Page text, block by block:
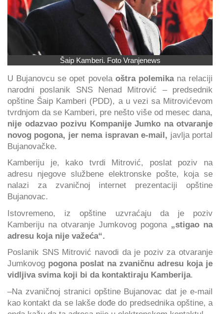
Šaip Kamberi. Foto Vranjenews
U Bujanovcu se opet povela oštra polemika na relaciji
narodni poslanik SNS Nenad Mitrović – predsednik
opštine Šaip Kamberi (PDD), a u vezi sa Mitrovićevom
tvrdnjom da se Kamberi, pre nešto više od mesec dana,
nije odazvao pozivu Kompanije Jumko na otvaranje
novog pogona, jer nema ispravan e-mail, javlja portal
Bujanovačke.
Kamberiju je, kako tvrdi Mitrović, poslat poziv na
adresu njegove službene elektronske pošte, koja se
nalazi za zvaničnoj internet prezentaciji opštine
Bujanovac.
Istovremeno, iz opštine uzvraćaju da je poziv
Kamberiju na otvaranje Jumkovog pogona „stigao na
adresu koja nije važeća“.
Poslanik SNS Mitrović navodi da je poziv za otvaranje
Jumkovog pogona poslat na zvaničnu adresu koja je
vidljiva svima koji bi da kontaktiraju Kamberija.
–Na zvaničnoj stranici opštine Bujanovac dat je e-mail
kao kontakt da se lakše dođe do predsednika opštine, a